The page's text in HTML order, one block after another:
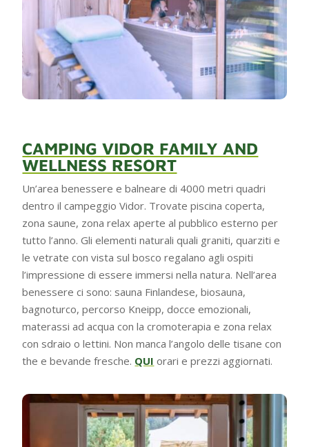
CAMPING VIDOR FAMILY AND
WELLNESS RESORT
Un’area benessere e balneare di 4000 metri quadri
dentro il campeggio Vidor. Trovate piscina coperta,
zona saune, zona relax aperte al pubblico esterno per
tutto l’anno. Gli elementi naturali quali graniti, quarziti e
le vetrate con vista sul bosco regalano agli ospiti
l’impressione di essere immersi nella natura. Nell’area
benessere ci sono: sauna Finlandese, biosauna,
bagnoturco, percorso Kneipp, docce emozionali,
materassi ad acqua con la cromoterapia e zona relax
con sdraio o lettini. Non manca l’angolo delle tisane con
the e bevande fresche. QUI orari e prezzi aggiornati.